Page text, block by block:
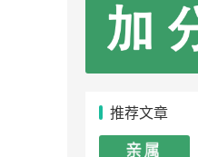
推荐文章